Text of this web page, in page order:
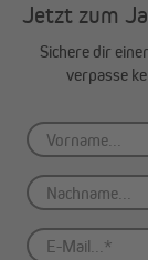
Jetzt zum
Sichere dir
verpasse